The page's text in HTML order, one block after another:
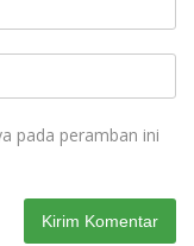
pada peramban ini